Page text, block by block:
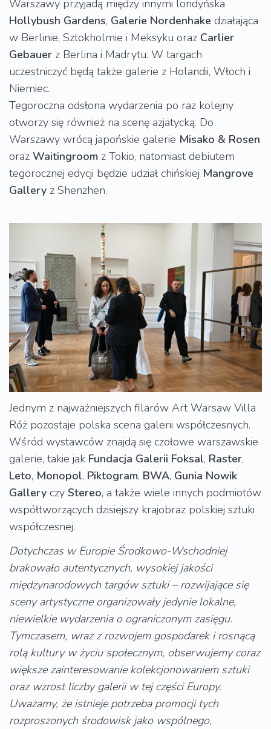
Warszawy przyjadą między innymi londyńska
Hollybush Gardens, Galerie Nordenhake działająca
w Berlinie, Sztokholmie i Meksyku oraz Carlier
Gebauer z Berlina i Madrytu. W targach
uczestniczyć będą także galerie z Holandii, Włoch i
Niemiec.
Tegoroczna odsłona wydarzenia po raz kolejny
otworzy się również na scenę azjatycką. Do
Warszawy wrócą japońskie galerie Misako & Rosen
oraz Waitingroom z Tokio, natomiast debiutem
tegorocznej edycji będzie udział chińskiej Mangrove
Gallery z Shenzhen.
Jednym z najważniejszych filarów Art Warsaw Villa
Róż pozostaje polska scena galerii współczesnych.
Wśród wystawców znajdą się czołowe warszawskie
galerie, takie jak Fundacja Galerii Foksal, Raster,
Leto, Monopol, Piktogram, BWA, Gunia Nowik
Gallery czy Stereo, a także wiele innych podmiotów
współtworzących dzisiejszy krajobraz polskiej sztuki
współczesnej.
Dotychczas w Europie Środkowo-Wschodniej
brakowało autentycznych, wysokiej jakości
międzynarodowych targów sztuki – rozwijające się
sceny artystyczne organizowały jedynie lokalne,
niewielkie wydarzenia o ograniczonym zasięgu.
Tymczasem, wraz z rozwojem gospodarek i rosnącą
rolą kultury w życiu społecznym, obserwujemy coraz
większe zainteresowanie kolekcjonowaniem sztuki
oraz wzrost liczby galerii w tej części Europy.
Uważamy, że istnieje potrzeba promocji tych
rozproszonych środowisk jako wspólnego,